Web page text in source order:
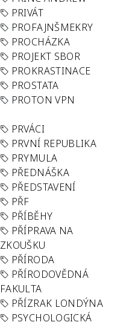
PRIVÁT
PROFAJNŠMEKRY
PROCHÁZKA
PROJEKT SBOR
PROKRASTINACE
PROSTATA
PROTON VPN
PRVÁCI
PRVNÍ REPUBLIKA
PRYMULA
PŘEDNÁŠKA
PŘEDSTAVENÍ
PŘF
PŘÍBĚHY
PŘÍPRAVA NA
ZKOUŠKU
PŘÍRODA
PŘÍRODOVĚDNÁ
FAKULTA
PŘÍZRAK LONDÝNA
PSYCHOLOGICKÁ